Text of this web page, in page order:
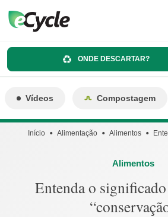
ONDE DESCARTAR?
Vídeos Compostagem
Início Alimentação Alimentos
Alimentos
Entenda o